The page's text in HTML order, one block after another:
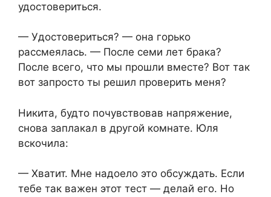
удостовериться.
— Удостовериться? — она горько
рассмеялась. — После семи лет брака?
После всего, что мы прошли вместе? Вот так
вот запросто ты решил проверить меня?
Никита, будто почувствовав напряжение,
снова заплакал в другой комнате. Юля
вскочила:
— Хватит. Мне надоело это обсуждать. Если
тебе так важен этот тест — делай его. Но